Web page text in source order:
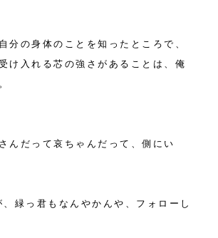
分の身体のことを知ったところで、
け入れる芯の強さがあることは、俺
んだって哀ちゃんだって、側にい
緑っ君もなんやかんや、フォローし